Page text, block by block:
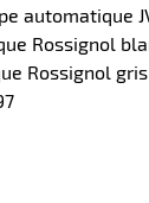
automatique
Rossignol
Rossignol